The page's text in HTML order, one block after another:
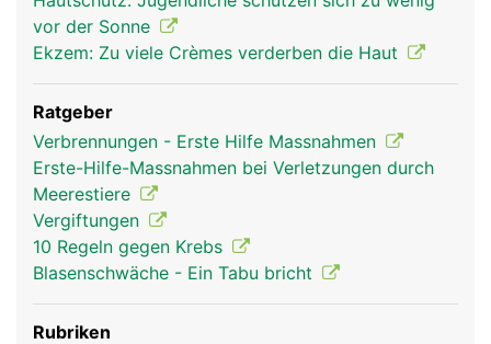
Haut Frau Haut Mann
vor der Sonne
Ekzem: Zu viele Crèmes verderben die Haut
Ratgeber
Verbrennungen - Erste Hilfe Massnahmen
Erste-Hilfe-Massnahmen bei Verletzungen durch
Meerestiere
Vergiftungen
10 Regeln gegen Krebs
Blasenschwäche - Ein Tabu bricht
Rubriken